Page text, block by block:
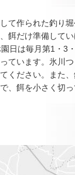
て作られた釣り
餌だけ準備して
日は毎月第1・3
ています。氷川
ください。また
、餌を小さく切